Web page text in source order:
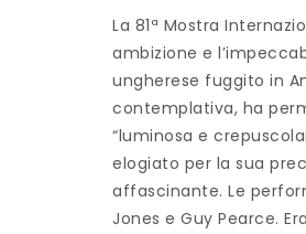
La 81ª Mostra
ambizione e
ungherese fuggito in
contemplativa, ha
“luminosa e
elogiato per la sua
affascinante. Le
Jones e Guy Pearce.